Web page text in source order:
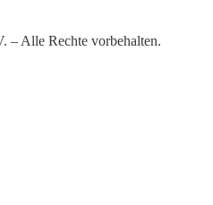
– Alle Rechte vorbehalten.